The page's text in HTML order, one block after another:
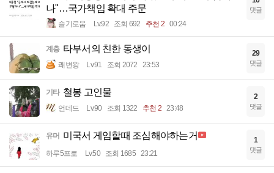
나"…국가책임 확대 주문
슬기로움 Lv.92 조회 692 추천 2 00:24
댓글
계층 타부서의 친한 동생이
쾌변왕 Lv.91 조회 2072 23:53
29
댓글
기타 철봉 고인물
언데드 Lv.90 조회 1322 추천 2 23:48
2
댓글
유머 미국서 게임할때 조심해야하는거
하루5프로 Lv.50 조회 1685 23:21
1
댓글